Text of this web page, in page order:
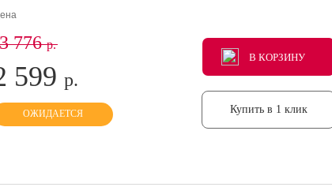
776р.
599 р.
ОЖИДАЕТСЯ
В КОРЗИНУ
В КОРЗИНУ
В КОРЗИНУ
Купить в 1 клик